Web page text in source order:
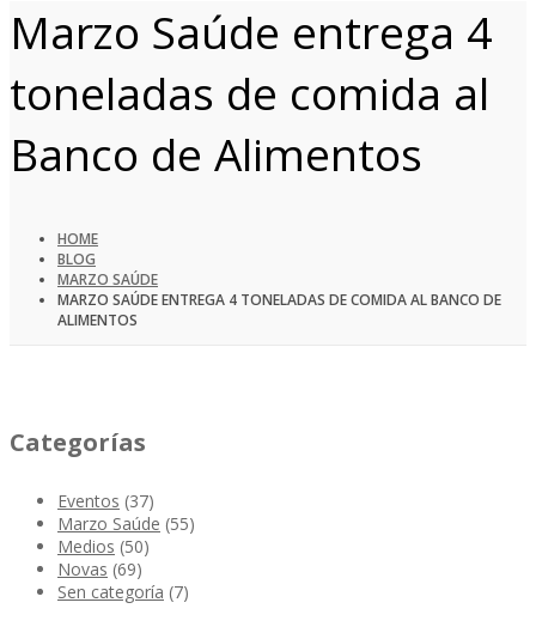
Marzo Saúde entrega 4
toneladas de comida al
Banco de Alimentos
HOME
BLOG
MARZO SAÚDE
MARZO SAÚDE ENTREGA 4 TONELADAS DE COMIDA AL BANCO DE
ALIMENTOS
Categorías
Eventos (37)
Marzo Saúde (55)
Medios (50)
Novas (69)
Sen categoría (7)